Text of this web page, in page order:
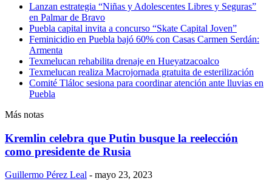
Lanzan estrategia “Niñas y Adolescentes Libres y Seguras”
en Palmar de Bravo
Puebla capital invita a concurso “Skate Capital Joven”
Feminicidio en Puebla bajó 60% con Casas Carmen Serdán:
Armenta
Texmelucan rehabilita drenaje en Hueyatzacoalco
Texmelucan realiza Macrojornada gratuita de esterilización
Comité Tláloc sesiona para coordinar atención ante lluvias en
Puebla
Más notas
Kremlin celebra que Putin busque la reelección
como presidente de Rusia
Guillermo Pérez Leal - mayo 23, 2023